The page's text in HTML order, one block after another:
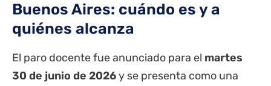
Buenos Aires: cuándo es y a
quiénes alcanza
El paro docente fue anunciado para el martes
30 de junio de 2026y se presenta como una